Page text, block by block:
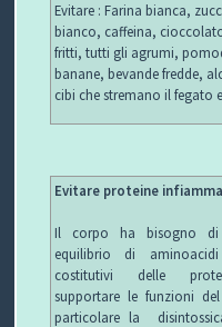
Evitare : Farina bianca,
bianco, caffeina,
fritti, tutti gli agrumi,
banane, bevande fredde,
cibi che stremano il fegato
Evitare proteine
Il corpo ha bisogno
equilibrio di aminoacidi
costitutivi delle
supportare le funzioni
particolare la